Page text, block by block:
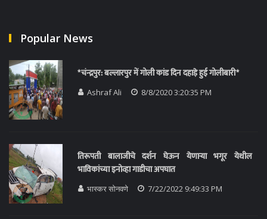
Popular News
*चंन्द्रपुर: बल्लारपुर में गोली कांड दिन दहाड़े हुई गोलीबारी*
Ashraf Ali 8/8/2020 3:20:35 PM
तिरूपती बालाजीचे दर्शन घेऊन येणाऱ्या भगूर येथील
भाविकांच्या इनोव्हा गाडीचा अपघात
भास्कर सोनवणे 7/22/2022 9:49:33 PM